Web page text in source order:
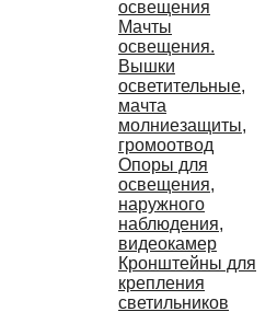
освещения
Мачты
освещения.
Вышки
осветительные,
мачта
молниезащиты,
громоотвод
Опоры для
освещения,
наружного
наблюдения,
видеокамер
Кронштейны для
крепления
светильников